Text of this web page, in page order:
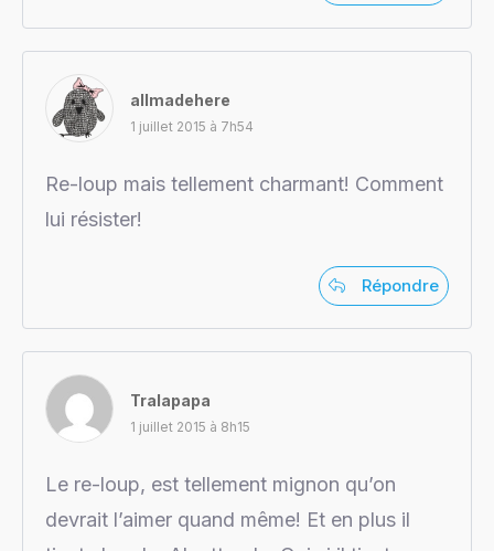
allmadehere
1 juillet 2015 à 7h54
Re-loup mais tellement charmant! Comment
lui résister!
Répondre
Tralapapa
1 juillet 2015 à 8h15
Le re-loup, est tellement mignon qu’on
devrait l’aimer quand même! Et en plus il